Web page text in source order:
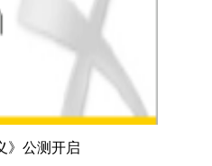
》公测开启